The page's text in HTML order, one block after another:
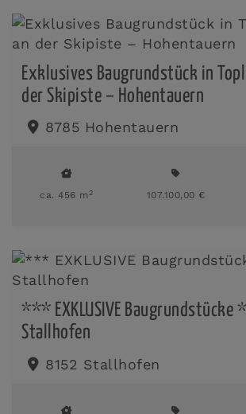
Exklusives Baugrundstück in
der Skipiste – Hohentauern
8785 Hohentauern
ca. 456 m2 107.100,00 €
*** EXKLUSIVE
Stallhofen
8152 Stallhofen